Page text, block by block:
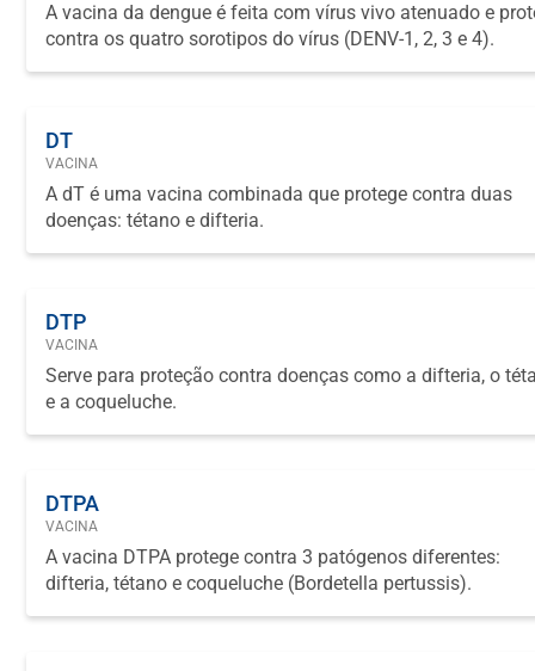
A vacina da dengue é feita com vírus vivo atenuado e
contra os quatro sorotipos do vírus (DENV-1, 2, 3 e 4).
DT
VACINA
A dT é uma vacina combinada que protege contra duas
doenças: tétano e difteria.
DTP
VACINA
Serve para proteção contra doenças como a difteria, o
e a coqueluche.
DTPA
VACINA
A vacina DTPA protege contra 3 patógenos diferentes:
difteria, tétano e coqueluche (Bordetella pertussis).